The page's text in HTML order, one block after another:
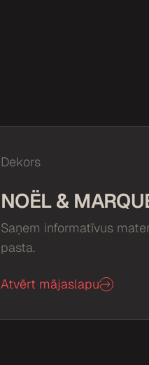
Dekors
NOËL &
Saņem informatīvus
pasta.
Atvērt mājaslapu